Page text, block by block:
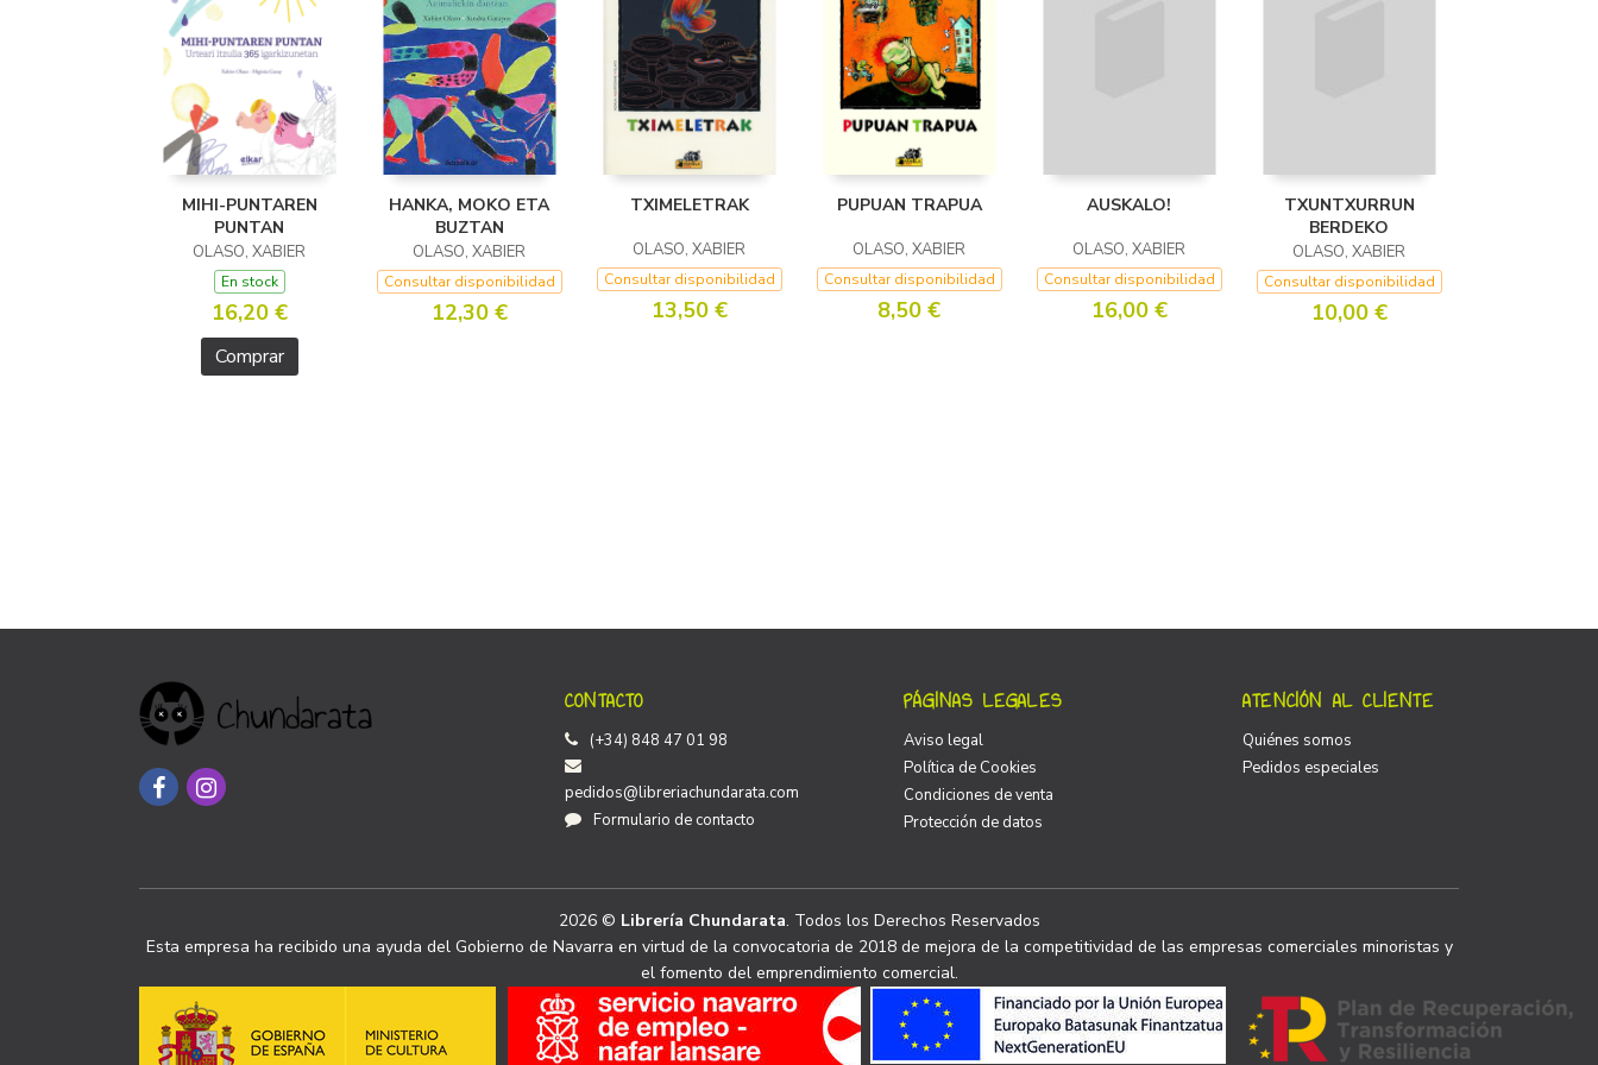
MIHI-PUNTAREN
PUNTAN
OLASO, XABIER
En stock
16,20 €
Comprar
HANKA, MOKO ETA
BUZTAN
OLASO, XABIER
Consultar disponibilidad
12,30 €
TXIMELETRAK
OLASO, XABIER
Consultar disponibilidad
13,50 €
PUPUAN TRAPUA
OLASO, XABIER
Consultar disponibilidad
8,50 €
AUSKALO!
OLASO, XABIER
Consultar disponibilidad
16,00 €
TXUNTXURRUN
BERDEKO
OLASO, XABIER
Consultar disponibilidad
10,00 €
CONTACTO
(+34) 848 47 01 98
pedidos@libreriachundarata.com
Formulario de contacto
PÁGINAS LEGALES
Aviso legal
Política de Cookies
Condiciones de venta
Protección de datos
ATENCIÓN AL CLIENTE
Quiénes somos
Pedidos especiales
2026 © Librería Chundarata. Todos los Derechos Reservados
Esta empresa ha recibido una ayuda del Gobierno de Navarra en virtud de la convocatoria de 2018 de mejora de la competitividad de las empresas comerciales minoristas y
el fomento del emprendimiento comercial.